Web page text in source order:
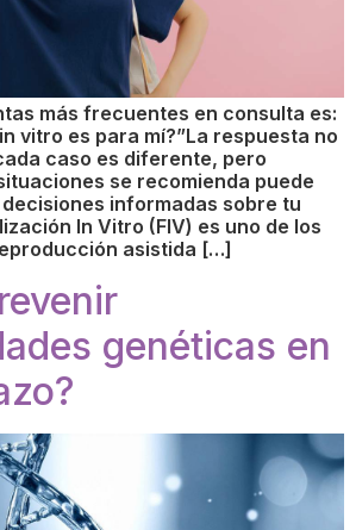
más frecuentes en consulta es:
vitro es para mí?”La respuesta no
caso es diferente, pero
se recomienda puede
informadas sobre tu
In Vitro (FIV) es uno de los
asistida […]
genéticas en